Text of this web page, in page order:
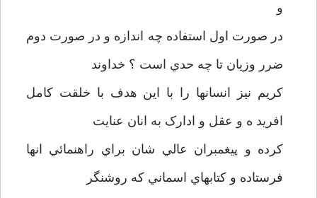
و
در صورت اول استفاده چه اندازه و در صورت دوم
ضرر وزيان تا چه حدي است ؟ خداوند
کريم نيز انسانها را با اين هدف با خلقت کامل
افريد ه و عقل و ادارک به انان عنايت
کرده و پيغمبران عالي شان براي راهنمائي انها
فرستاده و کتابهاي اسماني که روشنگر